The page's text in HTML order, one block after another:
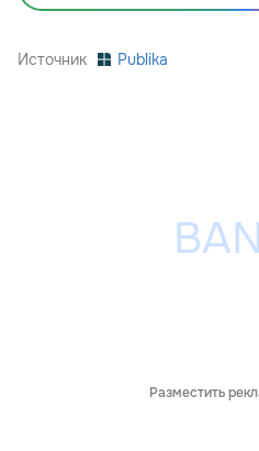
Источник Publika
Разместить